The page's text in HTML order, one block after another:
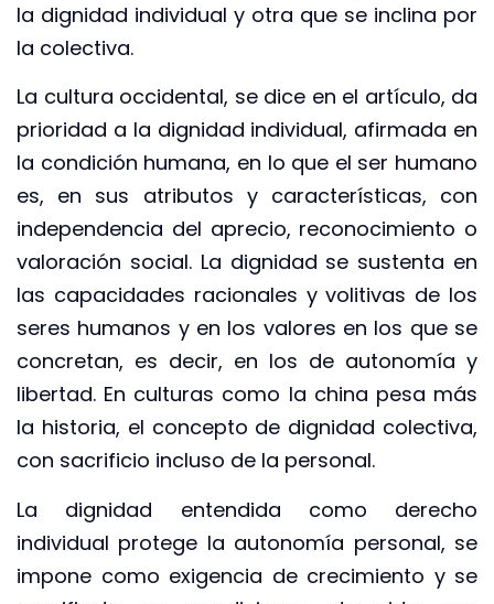
la dignidad individual y otra que se inclina por
la colectiva.
La cultura occidental, se dice en el artículo, da
prioridad a la dignidad individual, afirmada en
la condición humana, en lo que el ser humano
es, en sus atributos y características, con
independencia del aprecio, reconocimiento o
valoración social. La dignidad se sustenta en
las capacidades racionales y volitivas de los
seres humanos y en los valores en los que se
concretan, es decir, en los de autonomía y
libertad. En culturas como la china pesa más
la historia, el concepto de dignidad colectiva,
con sacrificio incluso de la personal.
La dignidad entendida como derecho
individual protege la autonomía personal, se
impone como exigencia de crecimiento y se